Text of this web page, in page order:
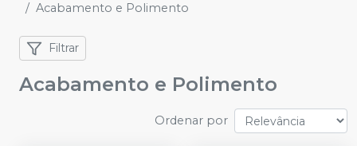
Acabamento e Polimento
Filtrar
Acabamento e Polimento
Ordenar por